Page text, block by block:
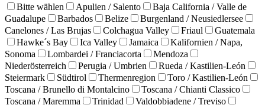
Bitte wählen Apulien / Salento
Baja California / Valle de
Guadalupe
Barbados Belize
Burgenland / Neusiedlersee
Canelones / Las Brujas
Colchagua Valley Friaul
Guatemala
Hawke´s Bay
Ica Valley Jamaica
Kalifornien / Napa,
Sonoma
Lombardei / Franciacorta
Mendoza
Niederösterreich
Perugia / Umbrien
Rueda / Kastilien-León
Steiermark
Südtirol Thermenregion
Toro / Kastilien-León
Toscana / Brunello di Montalcino
Toscana / Chianti Classico
Toscana / Maremma
Trinidad
Valdobbiadene / Treviso